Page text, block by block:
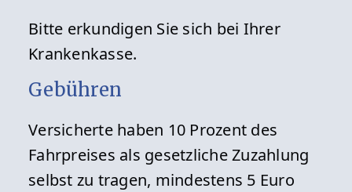
Bitte erkundigen Sie sich bei Ihrer
Krankenkasse.
Gebühren
Versicherte haben 10 Prozent des
Fahrpreises als gesetzliche Zuzahlung
selbst zu tragen, mindestens 5 Euro